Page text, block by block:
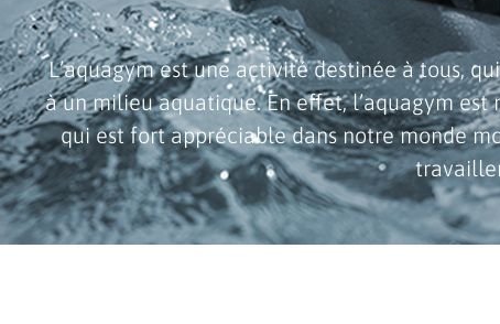
L’aquagym est une activité destinée à tous,
à un milieu aquatique. En effet, l’aquagym
qui est fort appréciable dans notre monde